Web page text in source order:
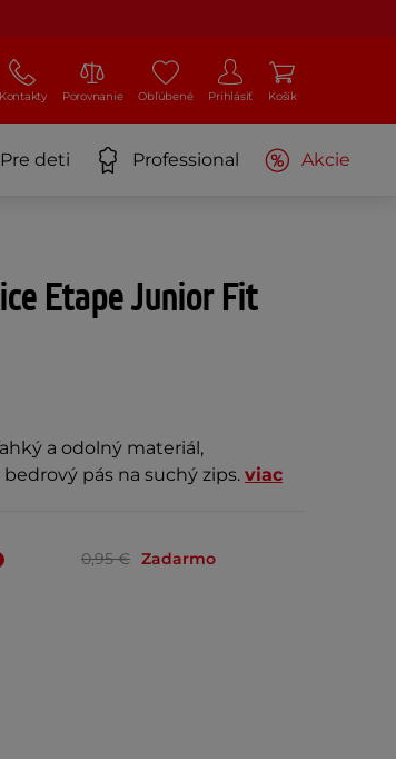
Kontakty Porovnanie Obľúbené Prihlásiť Košík
Pre deti Professional Akcie
Etape Junior Fit
a odolný materiál,
pás na suchý zips. viac
0,95 € Zadarmo